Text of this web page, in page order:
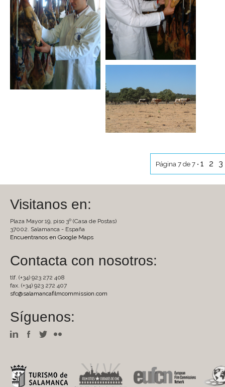
Página 7 de 7 • 1 2 3
Visitanos en:
Plaza Mayor 19, piso 3º (Casa de Postas)
37002. Salamanca - España
Encuentranos en Google Maps
Contacta con nosotros:
tlf. (+34) 923 272 408
fax. (+34) 923 272 407
sfc@salamancafilmcommission.com
Síguenos: